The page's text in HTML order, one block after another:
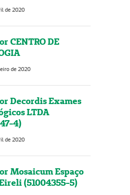
de 2020
CENTRO DE
de 2020
Decordis Exames
LTDA
4)
de 2020
Mosaicum Espaço
(51004355-5)